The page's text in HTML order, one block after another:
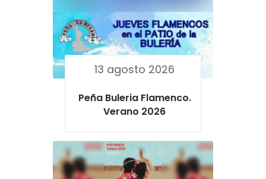
13 agosto 2026
Peña Buleria Flamenco.
Verano 2026